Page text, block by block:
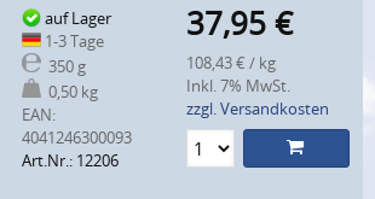
auf Lager
1-3 Tage
350 g
0,50 kg
EAN:
4041246300093
Art.Nr.: 12206
37,95 €
108,43 € / kg
Inkl. 7% MwSt.
zzgl. Versandkosten